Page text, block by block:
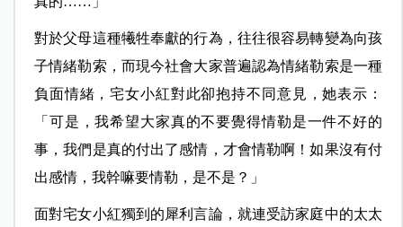
對於父母這種犧牲奉獻的行為，往往很容易轉變為向孩
子情緒勒索，而現今社會大家普遍認為情緒勒索是一種
負面情緒，宅女小紅對此卻抱持不同意見，她表示：
「可是，我希望大家真的不要覺得情勒是一件不好的
事，我們是真的付出了感情，才會情勒啊！如果沒有付
出感情，我幹嘛要情勒，是不是？」
面對宅女小紅獨到的犀利言論，就連受訪家庭中的太太